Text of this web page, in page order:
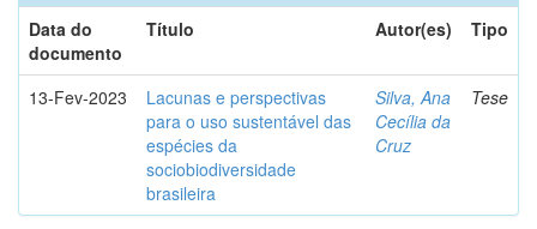
Data do
documento
Título Autor(es) Tipo
13-Fev-2023
Lacunas e perspectivas
para o uso sustentável das
espécies da
sociobiodiversidade
brasileira
Silva, Ana
Cecília da
Cruz
Tese